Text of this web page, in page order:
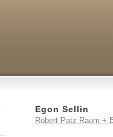
Egon Sellin
Robert Patz Raum +